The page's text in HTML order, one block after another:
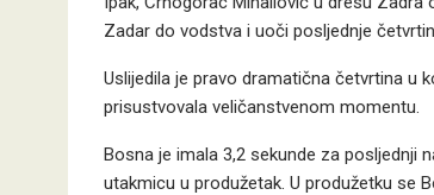
Zadar do vodstva i uoči posljednje
Uslijedila je pravo dramatična četvrtina u
prisustvovala veličanstvenom momentu.
Bosna je imala 3,2 sekunde za posljednji
utakmicu u produžetak. U produžetku se